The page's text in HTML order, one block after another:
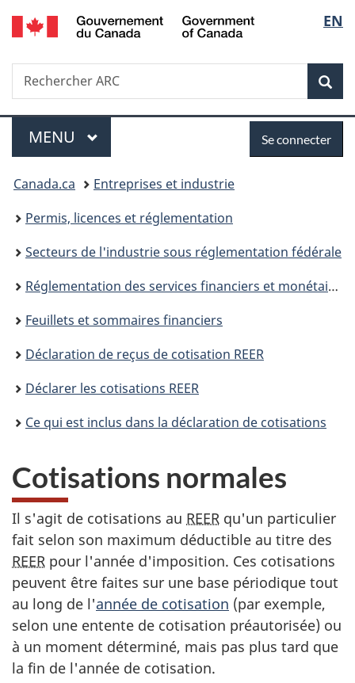
Passer
au
Passer
à
du
Passer
à
simplifiée
de
la
EN
Recherche
Rechercher
ARC
Menu
MENU PRINCIPAL
connecter
Se connecter
Vous
êtes
ici :
Canada.ca
Entreprises et industrie
Permis, licences et réglementation
Secteurs de l'industrie sous réglementation fédérale
Réglementation des services financiers et monétaires
Feuillets et sommaires financiers
Déclaration de reçus de cotisation REER
Déclarer les cotisations REER
Ce qui est inclus dans la déclaration de cotisations
Cotisations normales
Il s'agit de cotisations au REER qu'un particulier
fait selon son maximum déductible au titre des
REER pour l'année d'imposition. Ces cotisations
peuvent être faites sur une base périodique tout
au long de l'année de cotisation (par exemple,
selon une entente de cotisation préautorisée) ou
à un moment déterminé, mais pas plus tard que
la fin de l'année de cotisation.